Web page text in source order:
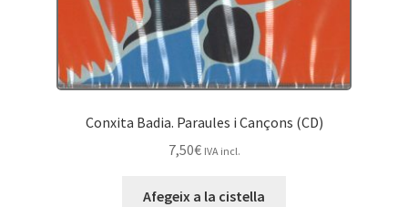
Conxita Badia. Paraules i Cançons (CD)
7,50€ IVA incl.
Afegeix a la cistella